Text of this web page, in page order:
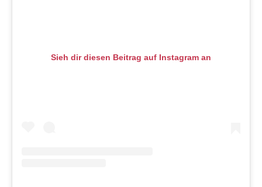
Sieh dir diesen Beitrag auf Instagram an